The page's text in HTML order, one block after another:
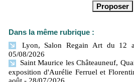
Dans la même rubrique :
Lyon, Salon Regain Art du 12
05/08/2026
Saint Maurice les Châteauneuf,
exposition d'Aurélie Ferruel et
août - 28/07/2026